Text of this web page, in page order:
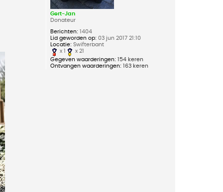
Gert-Jan
Donateur
Berichten: 1404
Lid geworden op: 03 jun 2017 21:10
Locatie: Swifterbant
x 1
x 21
Gegeven waarderingen: 154 keren
Ontvangen waarderingen: 163 keren